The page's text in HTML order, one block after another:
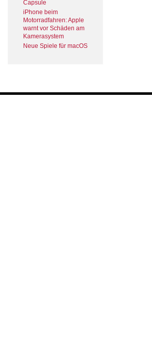
Capsule
iPhone beim
Motorradfahren: Apple
warnt vor Schäden am
Kamerasystem
Neue Spiele für macOS